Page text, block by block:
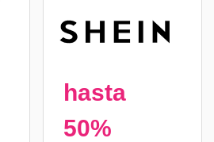
hasta
50%